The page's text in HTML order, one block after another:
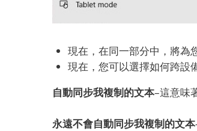
現在，在同一部分中，將為
現在，您可以選擇如何跨設
自動同步我複制的文本–這意味
永遠不會自動同步我複制的文本